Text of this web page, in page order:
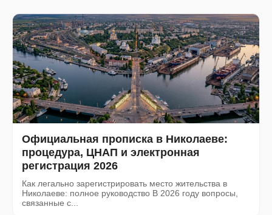
бюрократичних складнощів вирішити будь-які
адміністративні питання».
Официальная прописка в Николаеве:
процедура, ЦНАП и электронная
регистрация 2026
Как легально зарегистрировать место жительства в
Николаеве: полное руководство В 2026 году вопросы,
связанные с...